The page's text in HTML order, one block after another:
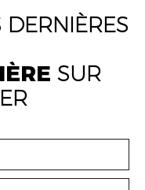
DERNIÈRES
SUR